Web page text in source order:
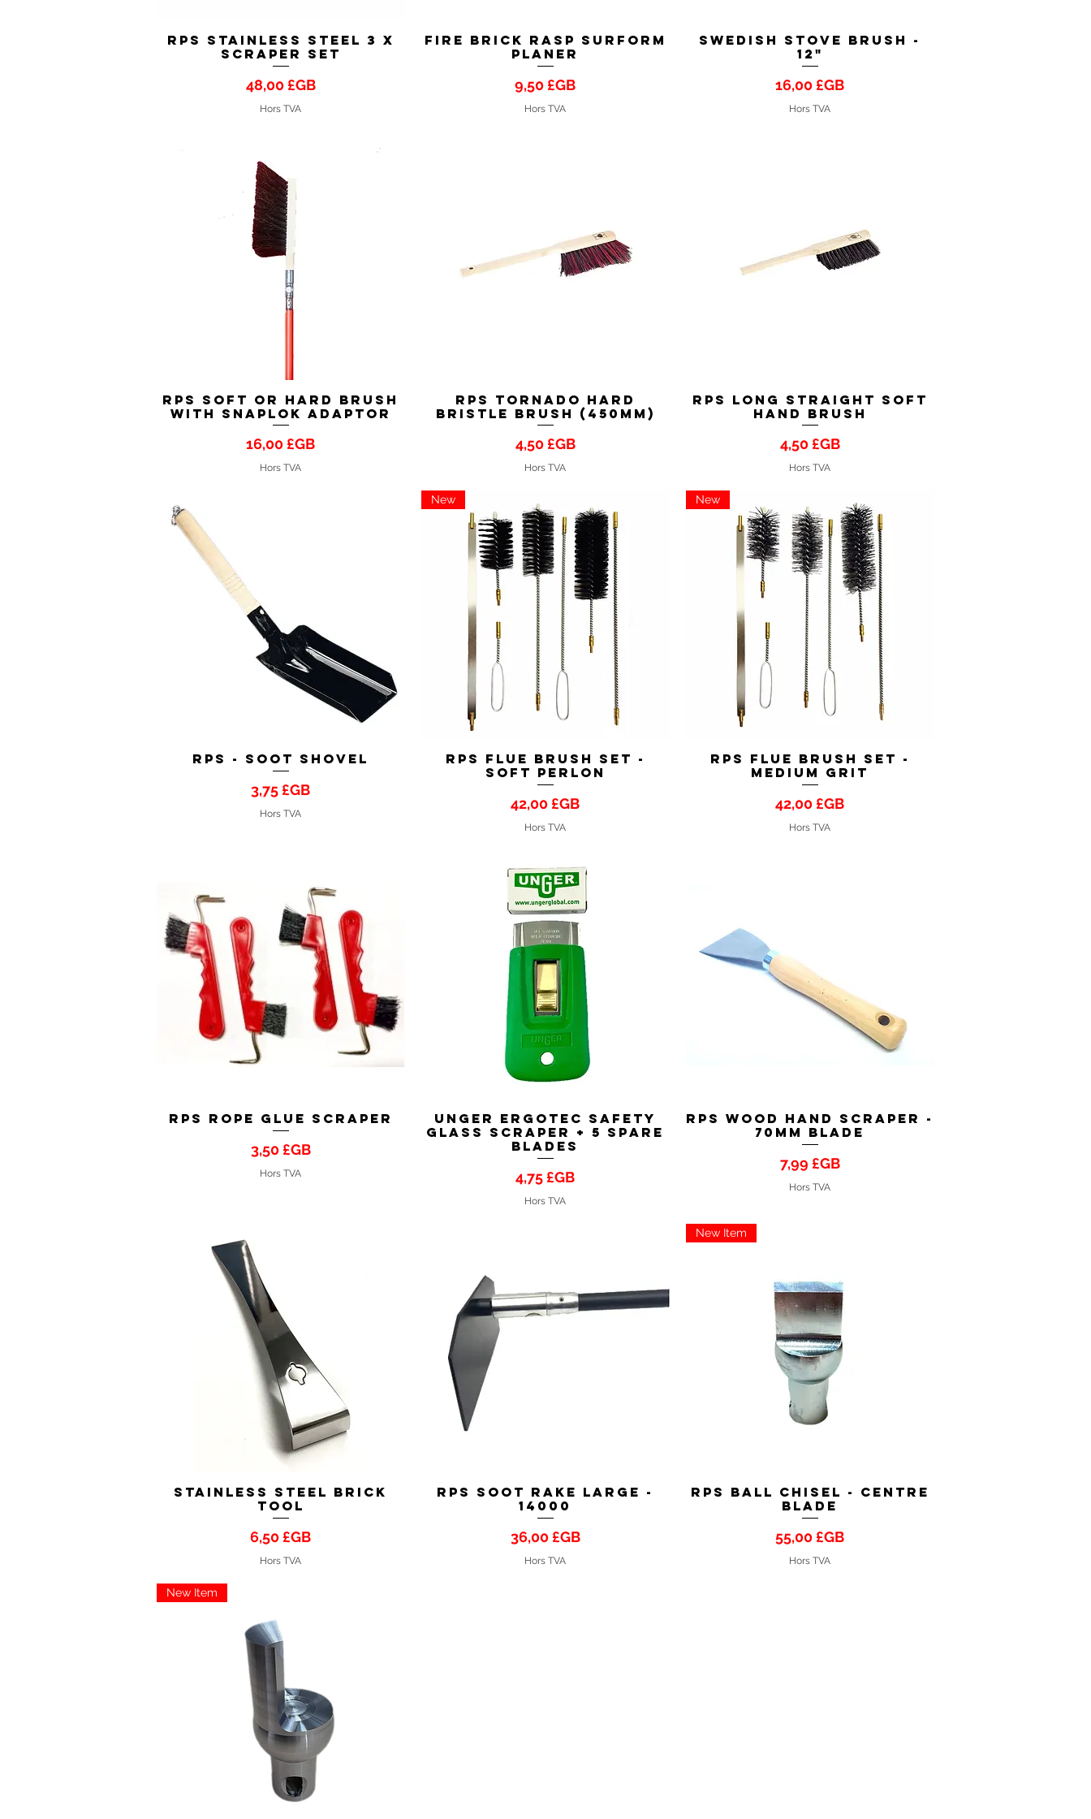
Aperçu rapide
RPS Stainless Steel 3 x
Scraper Set
Prix
48,00 £GB
Hors TVA
Aperçu rapide
Fire Brick Rasp Surform
Planer
Prix
9,50 £GB
Hors TVA
Aperçu rapide
Swedish Stove Brush -
12"
Prix
16,00 £GB
Hors TVA
Aperçu rapide
RPS Soft or Hard Brush
with SnapLok Adaptor
Prix
16,00 £GB
Hors TVA
Aperçu rapide
RPS Tornado Hard
Bristle Brush (450mm)
Prix
4,50 £GB
Hors TVA
Aperçu rapide
RPS Long Straight Soft
Hand Brush
Prix
4,50 £GB
Hors TVA
Aperçu rapide
RPS - Soot Shovel
Prix
3,75 £GB
Hors TVA
Aperçu rapide
New
RPS Flue Brush Set -
SOFT PERLON
Prix
42,00 £GB
Hors TVA
Aperçu rapide
New
RPS Flue Brush Set -
MEDIUM GRIT
Prix
42,00 £GB
Hors TVA
Aperçu rapide
RPS Rope Glue Scraper
Prix
3,50 £GB
Hors TVA
Aperçu rapide
Unger ErgoTec Safety
Glass Scraper + 5 Spare
Blades
Prix
4,75 £GB
Hors TVA
Aperçu rapide
RPS Wood Hand Scraper -
70mm Blade
Prix
7,99 £GB
Hors TVA
Aperçu rapide
Stainless Steel Brick
tool
Prix
6,50 £GB
Hors TVA
Aperçu rapide
RPS Soot Rake Large -
14000
Prix
36,00 £GB
Hors TVA
Aperçu rapide
New Item
RPS Ball Chisel - Centre
Blade
Prix
55,00 £GB
Hors TVA
New Item